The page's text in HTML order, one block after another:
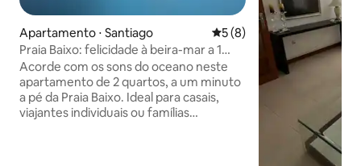
Apartamento ⋅ Santiago 5 de uma avaliação média
5 (8)
Praia Baixo: felicidade à beira-mar a 1
minuto a pé
Acorde com os sons do oceano neste
apartamento de 2 quartos, a um minuto
a pé da Praia Baixo. Ideal para casais,
viajantes individuais ou famílias